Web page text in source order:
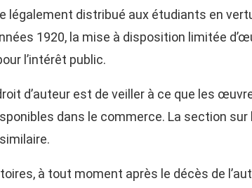
distribué aux étudiants en
1920, la mise à disposition limitée
l’intérêt public.
d’auteur est de veiller à ce que les
dans le commerce. La section sur
à tout moment après le décès de